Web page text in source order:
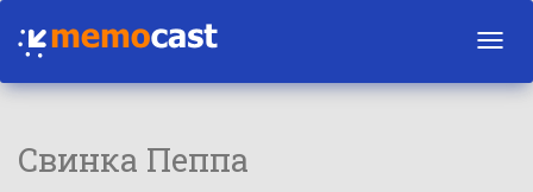
Свинка Пеппа